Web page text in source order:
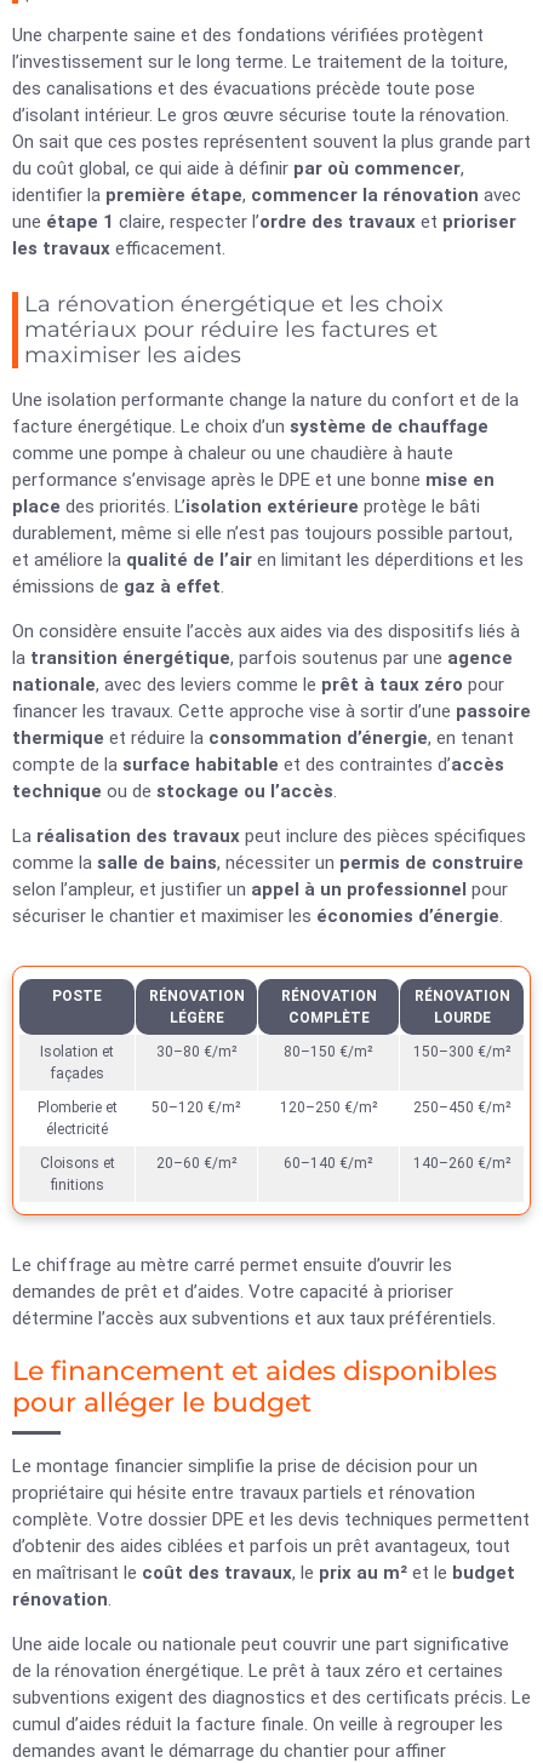
Une charpente saine et des fondations vérifiées protègent
l’investissement sur le long terme. Le traitement de la toiture,
des canalisations et des évacuations précède toute pose
d’isolant intérieur. Le gros œuvre sécurise toute la rénovation.
On sait que ces postes représentent souvent la plus grande part
du coût global, ce qui aide à définir par où commencer,
identifier la première étape, commencer la rénovation avec
une étape 1 claire, respecter l’ordre des travaux et prioriser
les travaux efficacement.
La rénovation énergétique et les choix
matériaux pour réduire les factures et
maximiser les aides
Une isolation performante change la nature du confort et de la
facture énergétique. Le choix d’un système de chauffage
comme une pompe à chaleur ou une chaudière à haute
performance s’envisage après le DPE et une bonne mise en
place des priorités. L’isolation extérieure protège le bâti
durablement, même si elle n’est pas toujours possible partout,
et améliore la qualité de l’air en limitant les déperditions et les
émissions de gaz à effet.
On considère ensuite l’accès aux aides via des dispositifs liés à
la transition énergétique, parfois soutenus par une agence
nationale, avec des leviers comme le prêt à taux zéro pour
financer les travaux. Cette approche vise à sortir d’une passoire
thermique et réduire la consommation d’énergie, en tenant
compte de la surface habitable et des contraintes d’accès
technique ou de stockage ou l’accès.
La réalisation des travaux peut inclure des pièces spécifiques
comme la salle de bains, nécessiter un permis de construire
selon l’ampleur, et justifier un appel à un professionnel pour
sécuriser le chantier et maximiser les économies d’énergie.
POSTE
RÉNOVATION
LÉGÈRE
RÉNOVATION
COMPLÈTE
RÉNOVATION
LOURDE
Isolation et
façades
30–80 €/m² 80–150 €/m² 150–300 €/m²
Plomberie et
électricité
50–120 €/m² 120–250 €/m² 250–450 €/m²
Cloisons et
finitions
20–60 €/m² 60–140 €/m² 140–260 €/m²
Le chiffrage au mètre carré permet ensuite d’ouvrir les
demandes de prêt et d’aides. Votre capacité à prioriser
détermine l’accès aux subventions et aux taux préférentiels.
Le financement et aides disponibles
pour alléger le budget
Le montage financier simplifie la prise de décision pour un
propriétaire qui hésite entre travaux partiels et rénovation
complète. Votre dossier DPE et les devis techniques permettent
d’obtenir des aides ciblées et parfois un prêt avantageux, tout
en maîtrisant le coût des travaux, le prix au m² et le budget
rénovation.
Une aide locale ou nationale peut couvrir une part significative
de la rénovation énergétique. Le prêt à taux zéro et certaines
subventions exigent des diagnostics et des certificats précis. Le
cumul d’aides réduit la facture finale. On veille à regrouper les
demandes avant le démarrage du chantier pour affiner